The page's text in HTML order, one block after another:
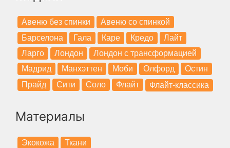
Авеню без спинки
Авеню со спинкой
Барселона
Гала Каре Кредо
Лайт
Ларго
Лондон
Лондон с трансформацией
Мадрид
Манхэттен Моби Олфорд
Остин
Прайд
Сити Соло Флайт Флайт-классика
Материалы
Экокожа
Ткани